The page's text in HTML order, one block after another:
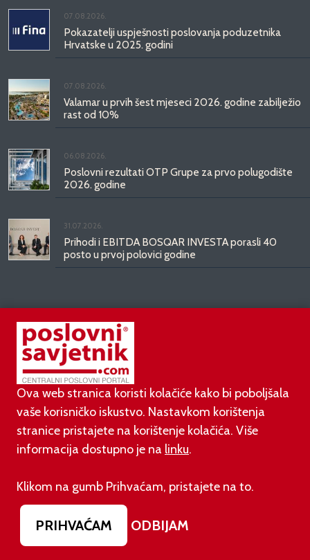
07.08.2026.
Pokazatelji uspješnosti poslovanja poduzetnika
Hrvatske u 2025. godini
07.08.2026.
Valamar u prvih šest mjeseci 2026. godine zabilježio
rast od 10%
06.08.2026.
Poslovni rezultati OTP Grupe za prvo polugodište
2026. godine
31.07.2026.
Prihodi i EBITDA BOSQAR INVESTA porasli 40
posto u prvoj polovici godine
SUPERPRODAVAČ
31.07.2026.
BCG: Luksuz više ne kupuje status, nego kvalitetu,
Zašto slanje poruka ne funkcionira kod 70 %
trgovaca (i kako to promijeniti)
14.07.2026.
Filip Macukić: AI pismenost postaje nova prodajna
Ova web stranica koristi kolačiće kako bi poboljšala
vaše korisničko iskustvo. Nastavkom korištenja
stranice pristajete na korištenje kolačića. Više
informacija dostupno je na linku.
Klikom na gumb Prihvaćam, pristajete na to.
PRIHVAĆAM ODBIJAM